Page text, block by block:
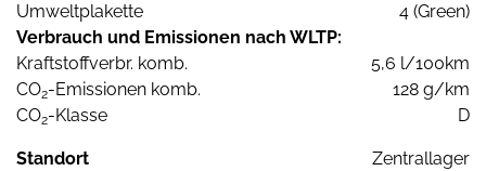
Umweltplakette
4 (Green)
Verbrauch und Emissionen nach WLTP:
Kraftstoffverbr. komb.
5,6 l/100km
CO2-Emissionen komb.
128 g/km
CO2-Klasse D
Standort Zentrallager